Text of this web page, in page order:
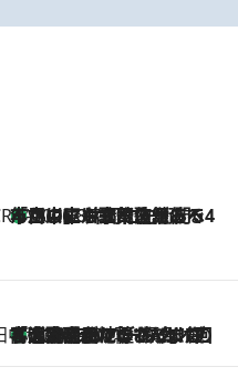
CHOICE
2026.8.7
「立川にも歌舞伎があるんだよ」 片岡仁左衛門・市川中車ら豪華座組みで4年目の立川立飛歌舞伎へ
中稲の勝手に再ブーム
2026.8.7
「湘南乃風に憧れて」観客大盛上がりの“タオル回し”に、ラッパー顔負けの高速歌唱まで…さだまさし（74）のアグレッシブすぎる現在地